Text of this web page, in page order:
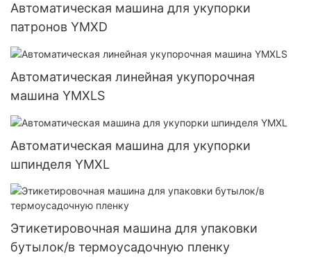
Автоматическая машина для укупорки
патронов YMXD
Автоматическая линейная укупорочная
машина YMXLS
Автоматическая машина для укупорки
шпинделя YMXL
Этикетировочная машина для упаковки
бутылок/в термоусадочную пленку